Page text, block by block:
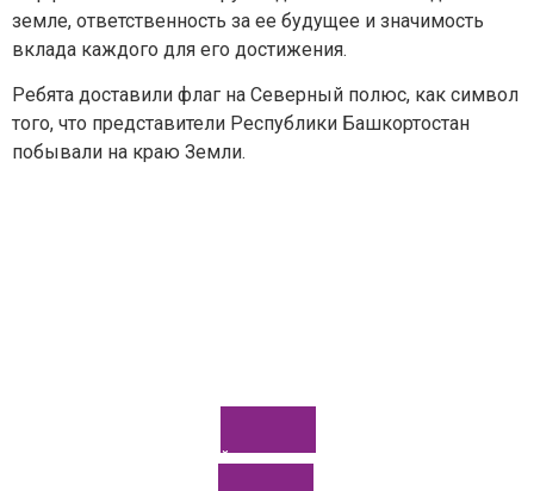
земле, ответственность за ее будущее и значимость
вклада каждого для его достижения.
Ребята доставили флаг на Северный полюс, как символ
того, что представители Республики Башкортостан
побывали на краю Земли.
Задайте нам вопрос
Тема вопроса:*
Ваш вопрос*